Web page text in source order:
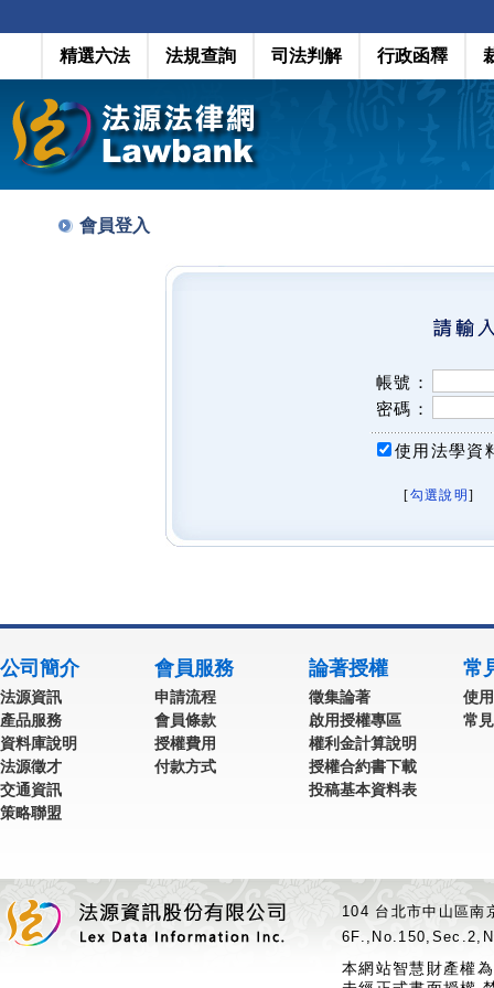
精選六法 法規查詢 司法判解 行政函釋
會員登入
帳號：
密碼：
使用法學資
[勾選說明 ]
公司簡介
法源資訊
產品服務
資料庫說明
法源徵才
交通資訊
策略聯盟
會員服務
申請流程
會員條款
授權費用
付款方式
論著授權
徵集論著
啟用授權專區
權利金計算說明
授權合約書下載
投稿基本資料表
常
使
常
104 台北市中山區
本網站智慧財產權